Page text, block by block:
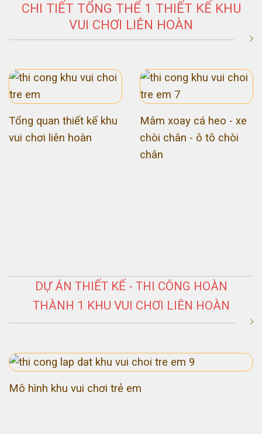
CHI TIẾT TỔNG THỂ 1 THIẾT KẾ KHU
VUI CHƠI LIÊN HOÀN
Tổng quan thiết kế khu
vui chơi liên hoàn
Mâm xoay cá heo - xe
chòi chân - ô tô chòi
chân
DỰ ÁN THIẾT KẾ - THI CÔNG HOÀN
THÀNH 1 KHU VUI CHƠI LIÊN HOÀN
Mô hình khu vui chơi trẻ em